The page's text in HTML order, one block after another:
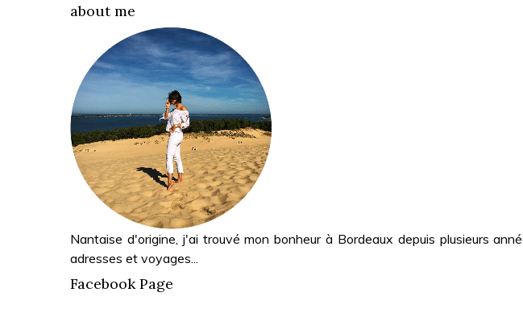
about me
Nantaise d'origine, j'ai trouvé mon bonheur à Bordeaux depuis plusieurs
adresses et voyages...
Facebook Page